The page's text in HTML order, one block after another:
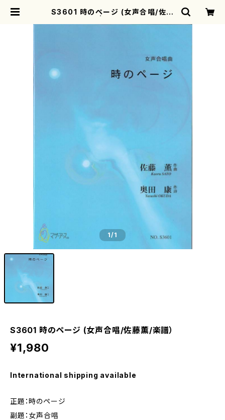
S3601 時のページ (女声合唱/佐藤
1/1
S3601 時のページ (女声合唱/佐藤薫/楽譜）
¥1,980
International shipping available
正題：時のページ
副題：女声合唱